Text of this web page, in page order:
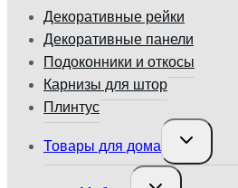
Декоративные рейки
Декоративные панели
Подоконники и откосы
Карнизы для штор
Плинтус
Товары для дома
Переключить
дочернее
Переключить